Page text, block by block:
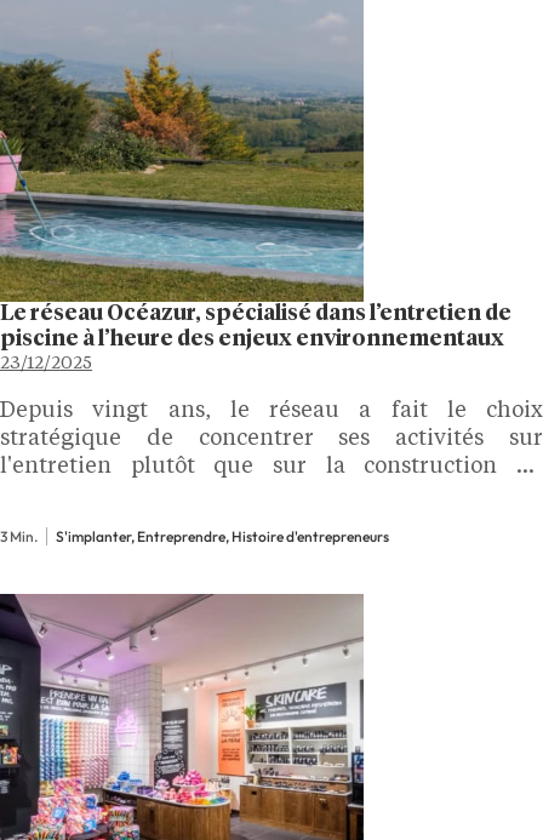
Le réseau Océazur, spécialisé dans l’entretien de
piscine à l’heure des enjeux environnementaux
23/12/2025
Depuis vingt ans, le réseau a fait le choix
stratégique de concentrer ses activités sur
l'entretien plutôt que sur la construction de
à l’heure où les enjeux environnementaux
s’intensifient. Consciente que la…
3 Min. S'implanter, Entreprendre, Histoire d'entrepreneurs